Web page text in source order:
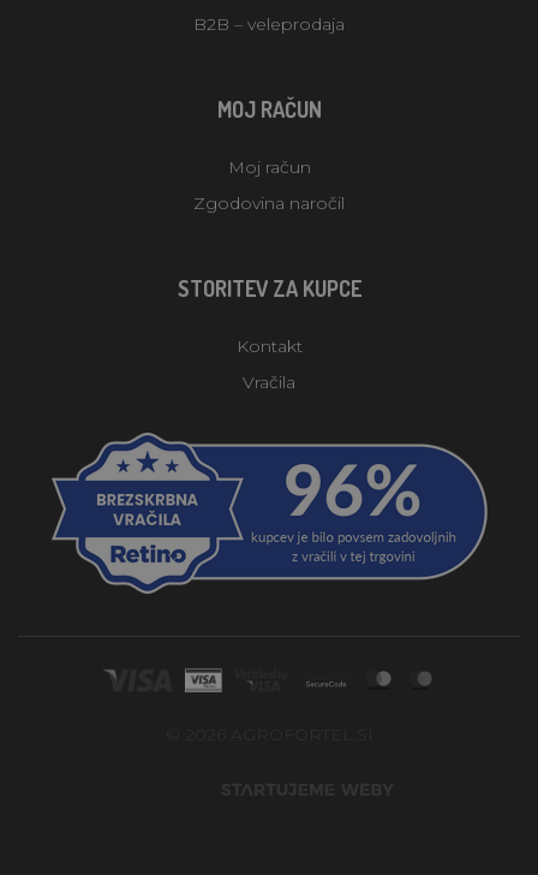
B2B – veleprodaja
MOJ RAČUN
Moj račun
Zgodovina naročil
STORITEV ZA KUPCE
Kontakt
Vračila